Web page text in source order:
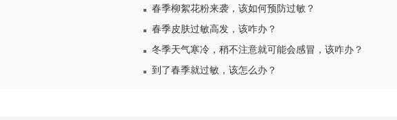
春季柳絮花粉来袭，该如何预防过敏？
春季皮肤过敏高发，该咋办？
冬季天气寒冷，稍不注意就可能会感冒，该咋办？
到了春季就过敏，该怎么办？